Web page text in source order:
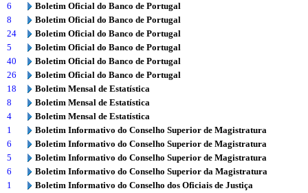
6
Boletim Oficial do Banco de Portugal
8
Boletim Oficial do Banco de Portugal
24
Boletim Oficial do Banco de Portugal
5
Boletim Oficial do Banco de Portugal
40
Boletim Oficial do Banco de Portugal
26
Boletim Oficial do Banco de Portugal
18
Boletim Mensal de Estatística
8
Boletim Mensal de Estatística
4
Boletim Mensal de Estatística
1
Boletim Informativo do Conselho Superior de Magistratura
6
Boletim Informativo do Conselho Superior de Magistratura
5
Boletim Informativo do Conselho Superior de Magistratura
6
Boletim Informativo do Conselho Superior da Magistratura
1
Boletim Informativo do Conselho dos Oficiais de Justiça